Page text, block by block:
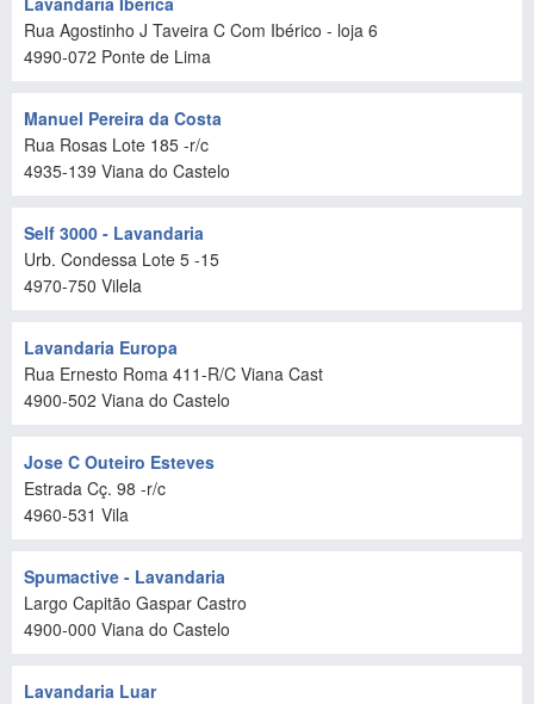
Rua Agostinho J Taveira C Com Ibérico - loja 6
4990-072 Ponte de Lima
Manuel Pereira da Costa
Rua Rosas Lote 185 -r/c
4935-139 Viana do Castelo
Self 3000 - Lavandaria
Urb. Condessa Lote 5 -15
4970-750 Vilela
Lavandaria Europa
Rua Ernesto Roma 411-R/C Viana Cast
4900-502 Viana do Castelo
Jose C Outeiro Esteves
Estrada Cç. 98 -r/c
4960-531 Vila
Spumactive - Lavandaria
Largo Capitão Gaspar Castro
4900-000 Viana do Castelo
Lavandaria Luar